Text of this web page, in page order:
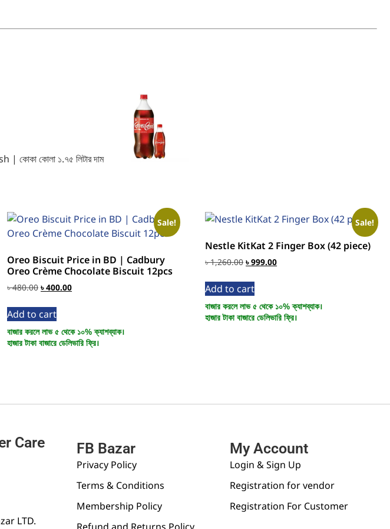
Sale!
Oreo Biscuit Price in BD | Cadbury
Oreo Crème Chocolate Biscuit 12pcs
৳480.00 ৳400.00
Add to cart
বাজার করলে লাভ ৫ থেকে ১০% ক্যাশব্যাক।
হাজার টাকা বাজারে ডেলিভারি ফ্রি।
Sale!
Nestle KitKat 2 Finger Box (42 piece)
৳1,260.00 ৳999.00
Add to cart
বাজার করলে লাভ ৫ থেকে ১০% ক্যাশব্যাক।
হাজার টাকা বাজারে ডেলিভারি ফ্রি।
Care
LTD.
FB Bazar
Privacy Policy
Terms & Conditions
Membership Policy
Refund and Returns Policy
My Account
Login & Sign Up
Registration for vendor
Registration For Customer